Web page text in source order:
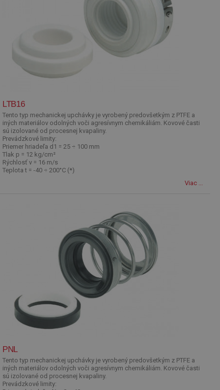
LTB16
Tento typ mechanickej upchávky je vyrobený predovšetkým z PTFE a
iných materiálov odolných voči agresívnym chemikáliám. Kovové časti
sú izolované od procesnej kvapaliny.
Prevádzkové limity:
Priemer hriadeľa d1 = 25 ÷ 100 mm
Tlak p = 12 kg/cm²
Rýchlosť v = 16 m/s
Teplota t = -40 ÷ 200°C (*)
Viac ...
PNL
Tento typ mechanickej upchávky je vyrobený predovšetkým z PTFE a
iných materiálov odolných voči agresívnym chemikáliám. Kovové časti
sú izolované od procesnej kvapaliny.
Prevádzkové limity: